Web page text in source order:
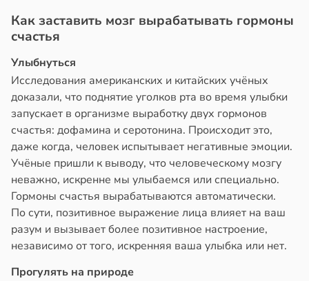
Как заставить мозг вырабатывать гормоны
счастья
Улыбнуться
Исследования американских и китайских учёных
доказали, что поднятие уголков рта во время улыбки
запускает в организме выработку двух гормонов
счастья: дофамина и серотонина. Происходит это,
даже когда, человек испытывает негативные эмоции.
Учёные пришли к выводу, что человеческому мозгу
неважно, искренне мы улыбаемся или специально.
Гормоны счастья вырабатываются автоматически.
По сути, позитивное выражение лица влияет на ваш
разум и вызывает более позитивное настроение,
независимо от того, искренняя ваша улыбка или нет.
Прогулять на природе